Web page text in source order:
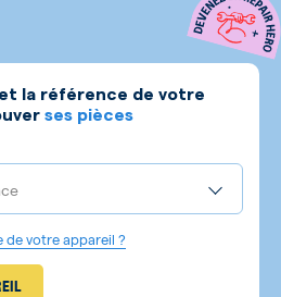
et la référence de votre
ses pièces
de votre appareil ?